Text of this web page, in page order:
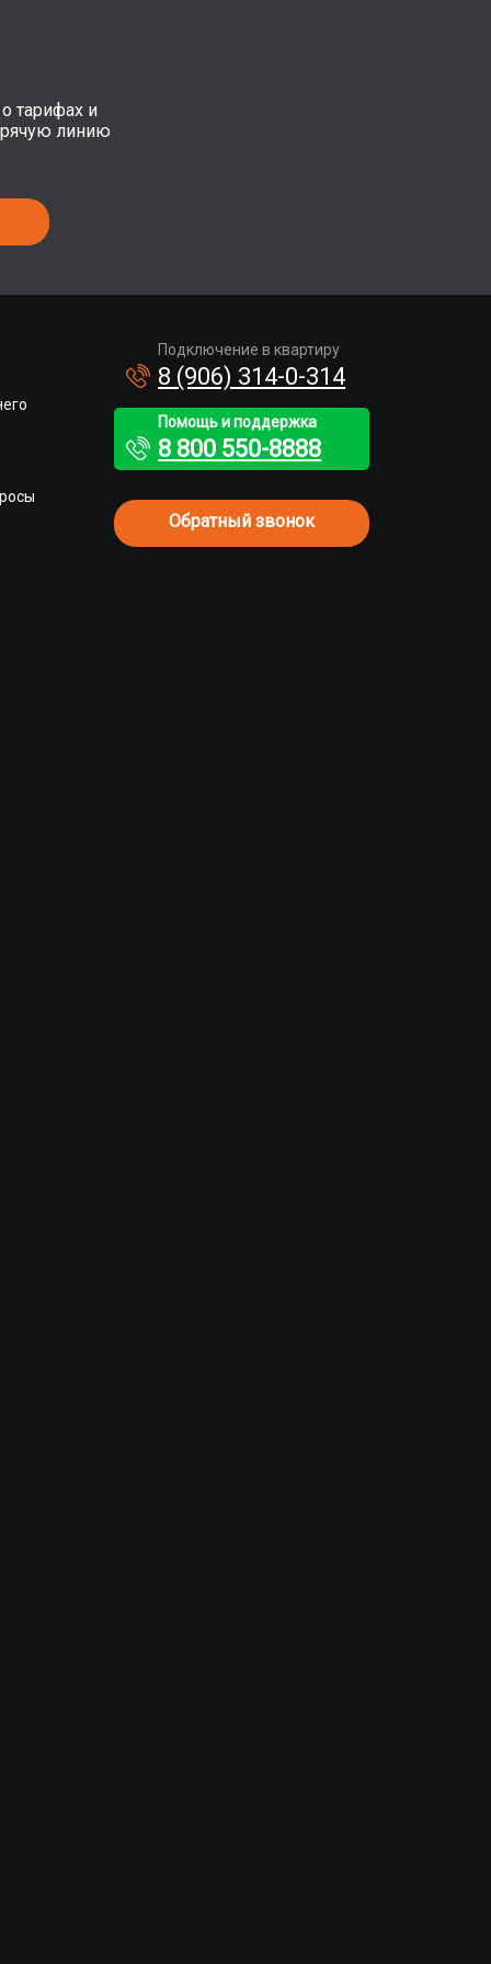
тарифах и
линию
Подключение в квартиру
8 (906) 314-0-314
Помощь и поддержка
8 800 550-8888
Обратный звонок